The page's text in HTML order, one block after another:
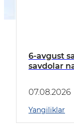
6-avgust
savdolar
07.08.2026
Yangiliklar